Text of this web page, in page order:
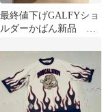
最終値下げGALFYショ
ルダーかばん新品 即